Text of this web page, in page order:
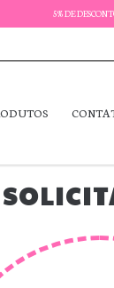
5% DE